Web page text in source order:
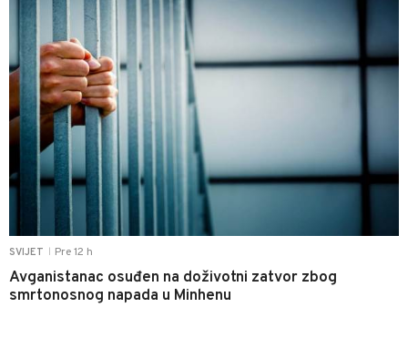
SVIJET Pre 12 h
Avganistanac osuđen na doživotni zatvor zbog
smrtonosnog napada u Minhenu